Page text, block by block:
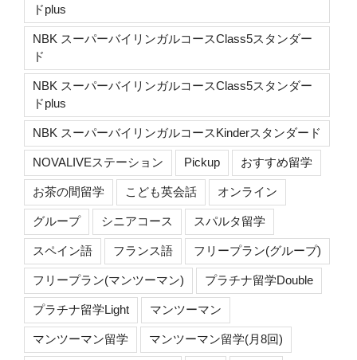
ドplus
NBK スーパーバイリンガルコースClass5スタンダー
ド
NBK スーパーバイリンガルコースClass5スタンダー
ドplus
NBK スーパーバイリンガルコースKinderスタンダード
NOVALIVEステーション Pickup おすすめ留学
お茶の間留学 こども英会話 オンライン
グループ シニアコース スパルタ留学
スペイン語 フランス語 フリープラン(グループ)
フリープラン(マンツーマン) プラチナ留学Double
プラチナ留学Light マンツーマン
マンツーマン留学 マンツーマン留学(月8回)